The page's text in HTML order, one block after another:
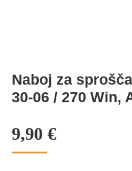
Naboj za
30-06 / 270 Win,
9,90 €